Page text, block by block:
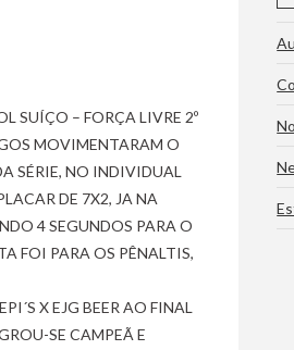
SUÍÇO – FORÇA LIVRE 2º
MOVIMENTARAM O
SÉRIE, NO INDIVIDUAL
DE 7X2, JA NA
4 SEGUNDOS PARA O
FOI PARA OS PÊNALTIS,
X EJG BEER AO FINAL
SE CAMPEÃ E